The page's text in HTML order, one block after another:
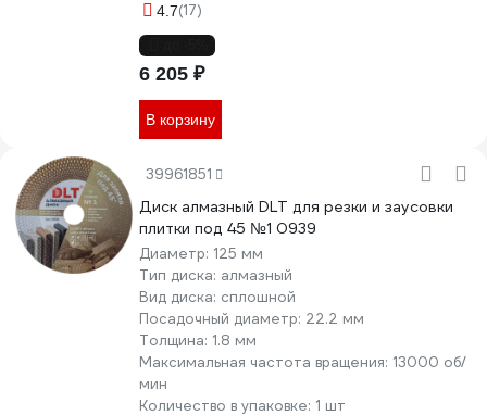
4.7(17)
6 205 ₽
В корзину
39961851
Диск алмазный DLT для резки и заусовки
плитки под 45 №1 0939
Диаметр: 125 мм
Тип диска: алмазный
Вид диска: сплошной
Посадочный диаметр: 22.2 мм
Толщина: 1.8 мм
Максимальная частота вращения: 13000 об/
мин
Количество в упаковке: 1 шт